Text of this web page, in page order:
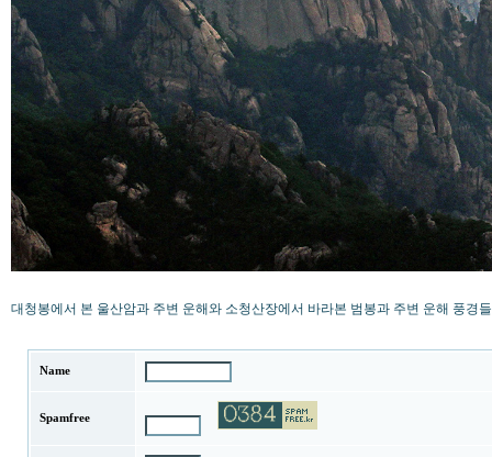
대청봉에서 본 울산암과 주변 운해와 소청산장에서 바라본 범봉과 주변 운해 풍경
Name
Spamfree